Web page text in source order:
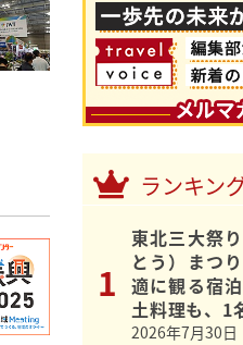
ランキン
東北三大祭
とう）まつ
適に観る宿
土料理も、1
2026年7月30日